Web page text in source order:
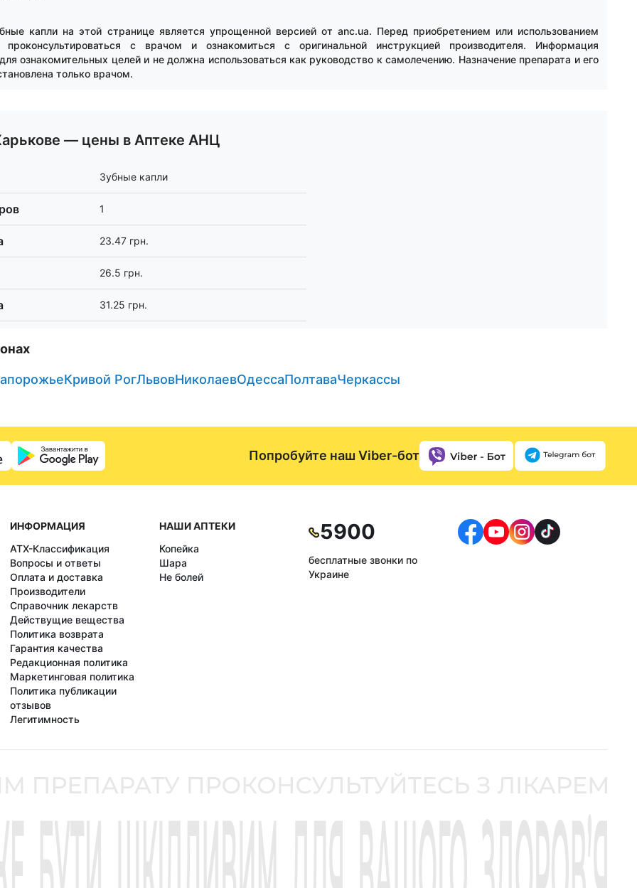
капли на этой странице является упрощенной версией от anc.ua. Перед приобретением или использованием
проконсультироваться с врачом и ознакомиться с оригинальной инструкцией производителя. Информация
ознакомительных целей и не должна использоваться как руководство к самолечению. Назначение препарата и его
только врачом.
— цены в Аптеке АНЦ
Зубные капли
1
23.47 грн.
26.5 грн.
31.25 грн.
Кривой РогЛьвовНиколаевОдессаПолтаваЧеркассы
Попробуйте наш Viber-бот
ИНФОРМАЦИЯ
АТХ-Классификация
Вопросы и ответы
Оплата и доставка
Производители
Справочник лекарств
Действущие вещества
Политика возврата
Гарантия качества
Редакционная политика
Маркетинговая политика
Политика публикации
отзывов
Легитимность
НАШИ АПТЕКИ
Копейка
Шара
Не болей
5900
бесплатные звонки по
Украине